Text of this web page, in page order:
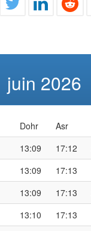
juin 2026
Dohr Asr
13:09 17:12
13:09 17:13
13:09 17:13
13:10 17:13